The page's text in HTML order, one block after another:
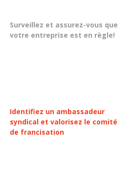
Surveillez et assurez-vous que
votre entreprise est en règle!
Identifiez un ambassadeur
syndical et valorisez le comité
de francisation